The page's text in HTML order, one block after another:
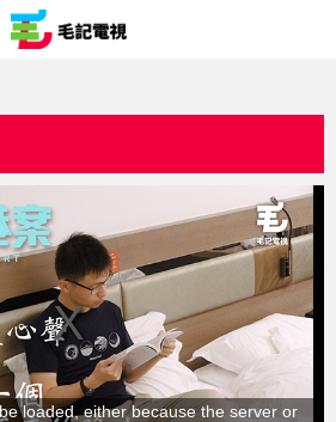
loaded, either because the server or